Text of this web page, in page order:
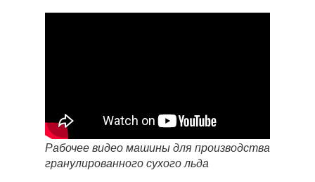
Рабочее видео машины для производства
гранулированного сухого льда